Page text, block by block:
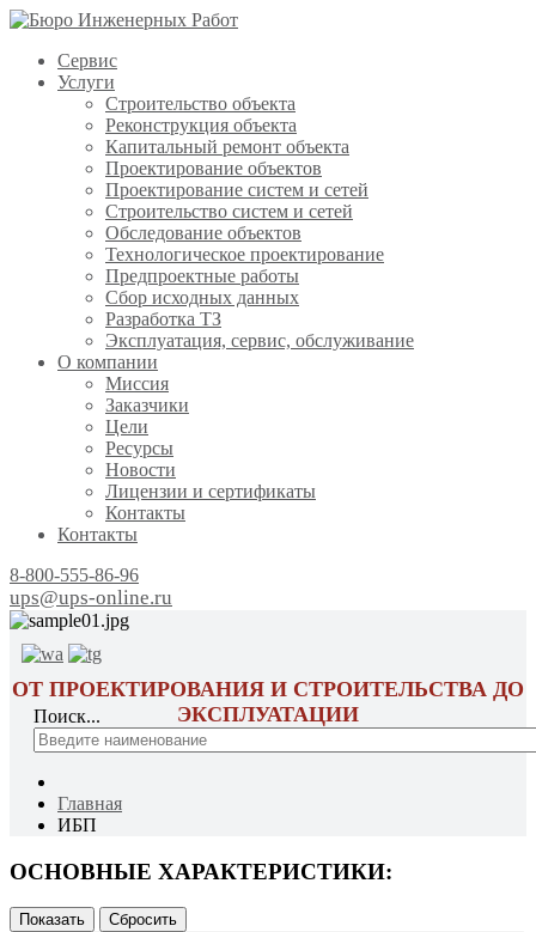
Сервис
Услуги
Строительство объекта
Реконструкция объекта
Капитальный ремонт объекта
Проектирование объектов
Проектирование систем и сетей
Строительство систем и сетей
Обследование объектов
Технологическое проектирование
Предпроектные работы
Сбор исходных данных
Разработка ТЗ
Эксплуатация, сервис, обслуживание
О компании
Миссия
Заказчики
Цели
Ресурсы
Новости
Лицензии и сертификаты
Контакты
Контакты
8-800-555-86-96
ups@ups-online.ru
ОТ ПРОЕКТИРОВАНИЯ И СТРОИТЕЛЬСТВА ДО
ЭКСПЛУАТАЦИИ
Поиск...
Главная
ИБП
ОСНОВНЫЕ ХАРАКТЕРИСТИКИ: